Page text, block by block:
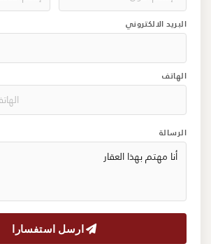
البريد الالكتروني
الهاتف
الرسالة
ارسل استفسارا